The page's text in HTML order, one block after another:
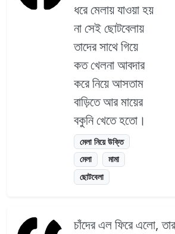
ধরে মেলায় যাওয়া হয়
না সেই ছোটবেলায়
তাদের সাথে গিয়ে
কত খেলনা আবদার
করে নিয়ে আসতাম
বাড়িতে আর মায়ের
বকুনি খেতে হতো।
মেলা নিয়ে উক্তি
মেলা
মামা
ছোটবেলা
চাঁদের এল ফিরে এলো,